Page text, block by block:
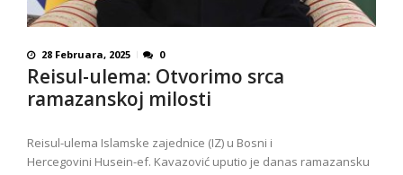
28 Februara, 2025 0
Reisul-ulema: Otvorimo srca
ramazanskoj milosti
Reisul-ulema Islamske zajednice (IZ) u Bosni i
Hercegovini Husein-ef. Kavazović uputio je danas ramazansku